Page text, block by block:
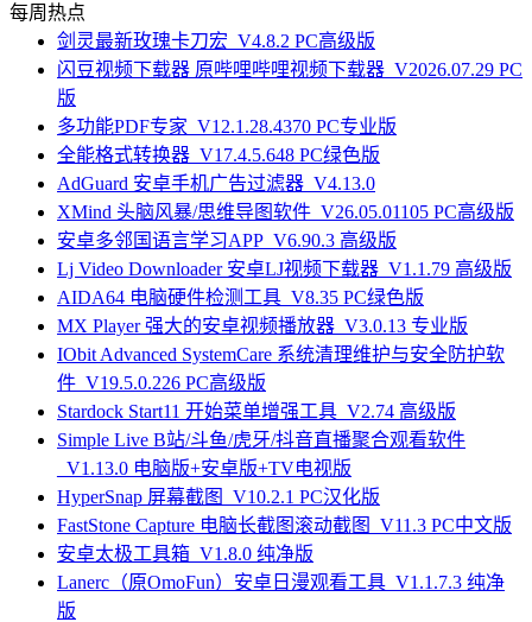
每周热点
剑灵最新玫瑰卡刀宏_V4.8.2 PC高级版
闪豆视频下载器 原哔哩哔哩视频下载器_V2026.07.29 PC
版
多功能PDF专家_V12.1.28.4370 PC专业版
全能格式转换器_V17.4.5.648 PC绿色版
AdGuard 安卓手机广告过滤器_V4.13.0
XMind 头脑风暴/思维导图软件_V26.05.01105 PC高级版
安卓多邻国语言学习APP_V6.90.3 高级版
Lj Video Downloader 安卓LJ视频下载器_V1.1.79 高级版
AIDA64 电脑硬件检测工具_V8.35 PC绿色版
MX Player 强大的安卓视频播放器_V3.0.13 专业版
IObit Advanced SystemCare 系统清理维护与安全防护软
件_V19.5.0.226 PC高级版
Stardock Start11 开始菜单增强工具_V2.74 高级版
Simple Live B站/斗鱼/虎牙/抖音直播聚合观看软件
_V1.13.0 电脑版+安卓版+TV电视版
HyperSnap 屏幕截图_V10.2.1 PC汉化版
FastStone Capture 电脑长截图滚动截图_V11.3 PC中文版
安卓太极工具箱_V1.8.0 纯净版
Lanerc（原OmoFun）安卓日漫观看工具_V1.1.7.3 纯净
版